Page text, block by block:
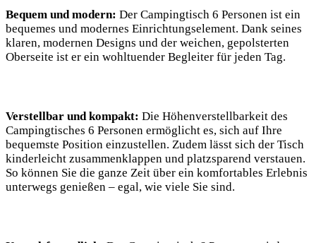
Bequem und modern: Der Campingtisch 6 Personen ist ein
bequemes und modernes Einrichtungselement. Dank seines
klaren, modernen Designs und der weichen, gepolsterten
Oberseite ist er ein wohltuender Begleiter für jeden Tag.
Verstellbar und kompakt: Die Höhenverstellbarkeit des
Campingtisches 6 Personen ermöglicht es, sich auf Ihre
bequemste Position einzustellen. Zudem lässt sich der Tisch
kinderleicht zusammenklappen und platzsparend verstauen.
So können Sie die ganze Zeit über ein komfortables Erlebnis
unterwegs genießen – egal, wie viele Sie sind.